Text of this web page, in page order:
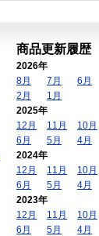
商品更新履歴
2026年
8月
7月 6月
2月
1月
2025年
12月
11月 10月
6月
5月 4月
2024年
12月
11月 10月
6月
5月 4月
2023年
12月
11月 10月
6月
5月 4月